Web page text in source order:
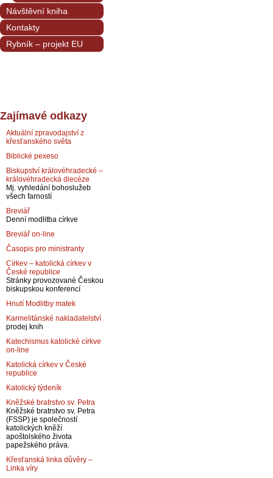
Návštěvní kniha
Kontakty
Rybník – projekt EU
Zajímavé odkazy
Aktuální zpravodajství z
křesťanského světa
Biblické pexeso
Biskupství královéhradecké –
královéhradecká diecéze
Mj. vyhledání bohoslužeb
všech farností
Breviář
Denní modlitba církve
Breviář on-line
Časopis pro ministranty
Církev – katolická církev v
České republice
Stránky provozované Českou
biskupskou konferencí
Hnutí Modlitby matek
Karmelitánské nakladatelství
prodej knih
Katechismus katolické církve
on-line
Katolická církev v České
republice
Katolický týdeník
Kněžské bratrstvo sv. Petra
Kněžské bratrstvo sv. Petra
(FSSP) je společností
katolických kněží
apoštolského života
papežského práva.
Křesťanská linka důvěry –
Linka víry